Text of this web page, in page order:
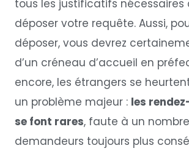
tous les justificatifs nécessaires
déposer votre requête. Aussi,
déposer, vous devrez
d’un créneau d’accueil en
encore, les étrangers se
un problème majeur : les
se font rares, faute à un
demandeurs toujours plus